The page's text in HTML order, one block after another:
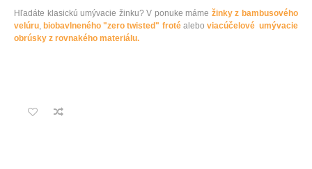
Hľadáte klasickú umývacie žinku? V ponuke máme žinky z bambusového
velúru, biobavlneného "zero twisted" frotéalebo viacúčelové umývacie
obrúsky z rovnakého materiálu.